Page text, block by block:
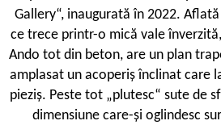
Gallery“, inaugurată în 2022.
ce trece printr-o mică vale
Ando tot din beton, are un plan
amplasat un acoperiș înclinat care
pieziș. Peste tot „plutesc“ sute de
dimensiune care-și oglindesc